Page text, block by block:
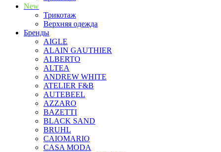
New
Трикотаж
Верхняя одежда
Бренды
AIGLE
ALAIN GAUTHIER
ALBERTO
ALTEA
ANDREW WHITE
ATELIER F&B
AUTEBEEL
AZZARO
BAZETTI
BLACK SAND
BRUHL
CAIOMARIO
CASA MODA